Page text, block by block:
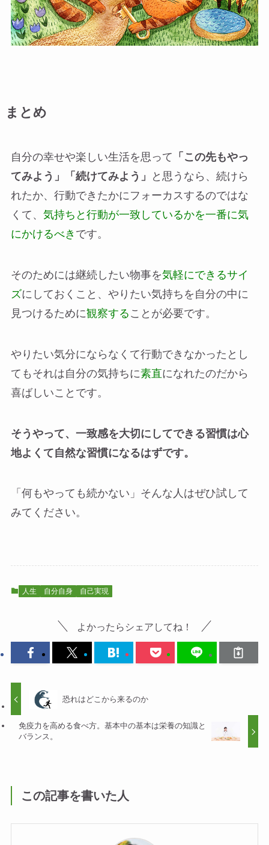
まとめ
自分の幸せや楽しい生活を思って 「この先もやっ
てみよう」「続けてみよう」
と思うなら、続けら
れたか、行動できたかにフォーカスするのではな
くて、 気持ちと行動が一致しているかを一番に気
にかけるべき です。
そのためには継続したい物事を気軽にできるサイ
ズにしておくこと、やりたい気持ちを自分の中に
見つけるために観察する ことが必要です。
やりたい気分にならなくて行動できなかったとし
てもそれは自分の気持ちに素直になれたのだから
喜ばしいことです。
そうやって、一致感を大切にしてできる習慣は心
地よくて自然な習慣になるはずです。
「何もやっても続かない」そんな人はぜひ試して
みてください。
人生 自分自身 自己実現
よかったらシェアしてね！
恐れはどこから来るのか
免疫力を高める食べ方。基本中の基本は栄養の知識と
バランス。
この記事を書いた人